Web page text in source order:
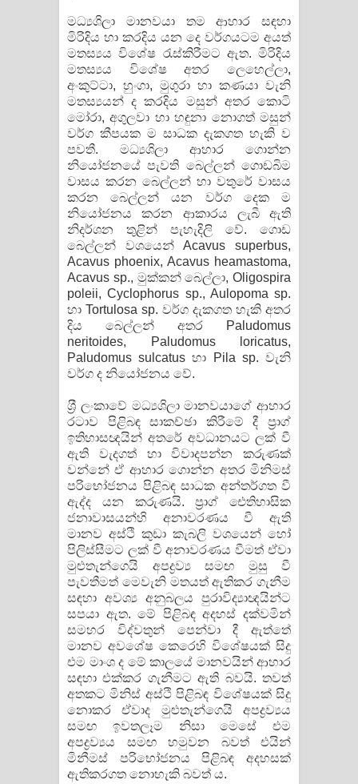
මධ්‍යශිලා මානවයා තම ආහාර සඳහා
මිරිදිය හා කරදිය යන දෙ වර්ගයටම අයත්
මතස්‍යය විශේෂ රැස්කිරීමට ඇත. මිරිදිය
මතස්‍යය විශේෂ අතර ලෙහෙල්ලා,
අංකුට්ටා, හුංගා, මුගුරා හා කණයා වැනි
මතස්‍යයන් ද කරදිය මසුන් අතර කොටි
මෝරා, අගුලවා හා හඳුනා නොගත් මසුන්
වර්ග කීපයක ම සාධක දැකගත හැකි ව
පවතී. මධ්‍යශිලා ආහාර ගොන්න
නියෝජනයේ පැවති බෙල්ලන් ගොඩබිම
වාසය කරන බෙල්ලන් හා වතුරේ වාසය
කරන බෙල්ලන් යන වර්ග දෙක ම
නියෝජනය කරන ආකාරය ලැබී ඇති
නිදර්ශන තුළින් පැහැදිලි වේ. ගොඩ
බෙල්ලන් වශයෙන් Acavus superbus,
Acavus phoenix, Acavus heamastoma,
Acavus sp., මුක්කන් බෙල්ලා, Oligospira
poleii, Cyclophorus sp., Aulopoma sp.
හා Tortulosa sp. වර්ග දැකගත හැකි අතර
දිය බෙල්ලන් අතර Paludomus
neritoides, Paludomus loricatus,
Paludomus sulcatus හා Pila sp. වැනි
වර්ග ද නියෝජනය වේ.
ශ‍්‍රී ලංකාවේ මධ්‍යශිලා මානවයාගේ ආහාර
රටාව පිළිබඳ සාකච්ඡා කිරීමේ දී ප‍්‍රාග්
ඉතිහාසඥයින් අතරේ අවධානයට ලක් වී
ඇති වැදගත් හා විවාදපන්න කරුණක්
වන්නේ ඒ ආහාර ගොන්න අතර මිනිමස්
පරිභෝජනය පිළිබඳ සාධක අන්තර්ගත වී
ඇද්ද යන කරුණයි. ප‍්‍රාග් ඓතිහාසික
ජනාවාසයන්හි අනාවරණය වී ඇති
මානව අස්ථි කුඩා කැබලි වශයෙන් හෝ
පිලිස්සීමට ලක් වී අනාවරණය වීමත් ඒවා
මුළුතැන්ගෙයි අපද්‍රව්‍ය සමඟ මුසු වී
පැවතීමත් මෙවැනි මතයත් ඇතිකර ගැනීම
සඳහා අවශ්‍ය අනුබලය පුරාවිද්‍යාඥයින්ට
සපයා ඇත. මේ පිළිබඳ අදහස් දක්වමින්
සමහර විද්වතුන් පෙන්වා දී ඇත්තේ
මානව අවශේෂ කෙරෙහි විශේෂයක් සිදු
එම මාංශ ද මේ කාලයේ මානවයින් ආහාර
සඳහා එක්කර ගැනීමට ඇති බවයි. තවත්
අතකට මිනිස් අස්ථි පිළිබඳ විශේෂයක් සිදු
නොකර ඒවාද මුළුතැන්ගෙයි අපද්‍රව්‍යය
සමඟ ඉවතලෑම නිසා මෙසේ එම
අපද්‍රව්‍යය සමඟ හමුවන බවත් එයින්
මිනීමස් පරිභෝජනය පිළිබඳ අදහසක්
ඇතිකරගත නොහැකි බවත් ය.